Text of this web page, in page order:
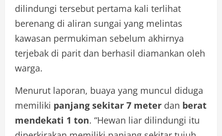
dilindungi tersebut pertama kali terlihat
berenang di aliran sungai yang melintas
kawasan permukiman sebelum akhirnya
terjebak di parit dan berhasil diamankan oleh
warga.
Menurut laporan, buaya yang muncul diduga
memiliki panjang sekitar 7 meter dan berat
mendekati 1 ton. “Hewan liar dilindungi itu